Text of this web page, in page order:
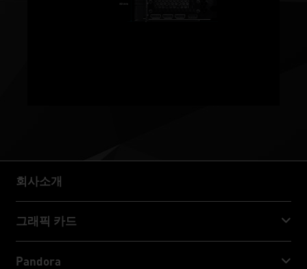
회사소개
회사소개
그래픽 카드
Pandora